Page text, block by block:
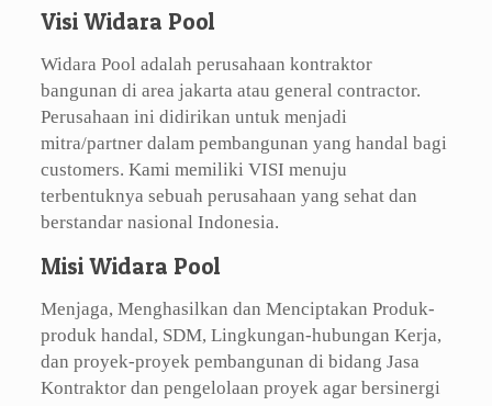
Visi Widara Pool
Widara Pool adalah perusahaan kontraktor
bangunan di area jakarta atau general contractor.
Perusahaan ini didirikan untuk menjadi
mitra/partner dalam pembangunan yang handal bagi
customers. Kami memiliki VISI menuju
terbentuknya sebuah perusahaan yang sehat dan
berstandar nasional Indonesia.
Misi Widara Pool
Menjaga, Menghasilkan dan Menciptakan Produk-
produk handal, SDM, Lingkungan-hubungan Kerja,
dan proyek-proyek pembangunan di bidang Jasa
Kontraktor dan pengelolaan proyek agar bersinergi